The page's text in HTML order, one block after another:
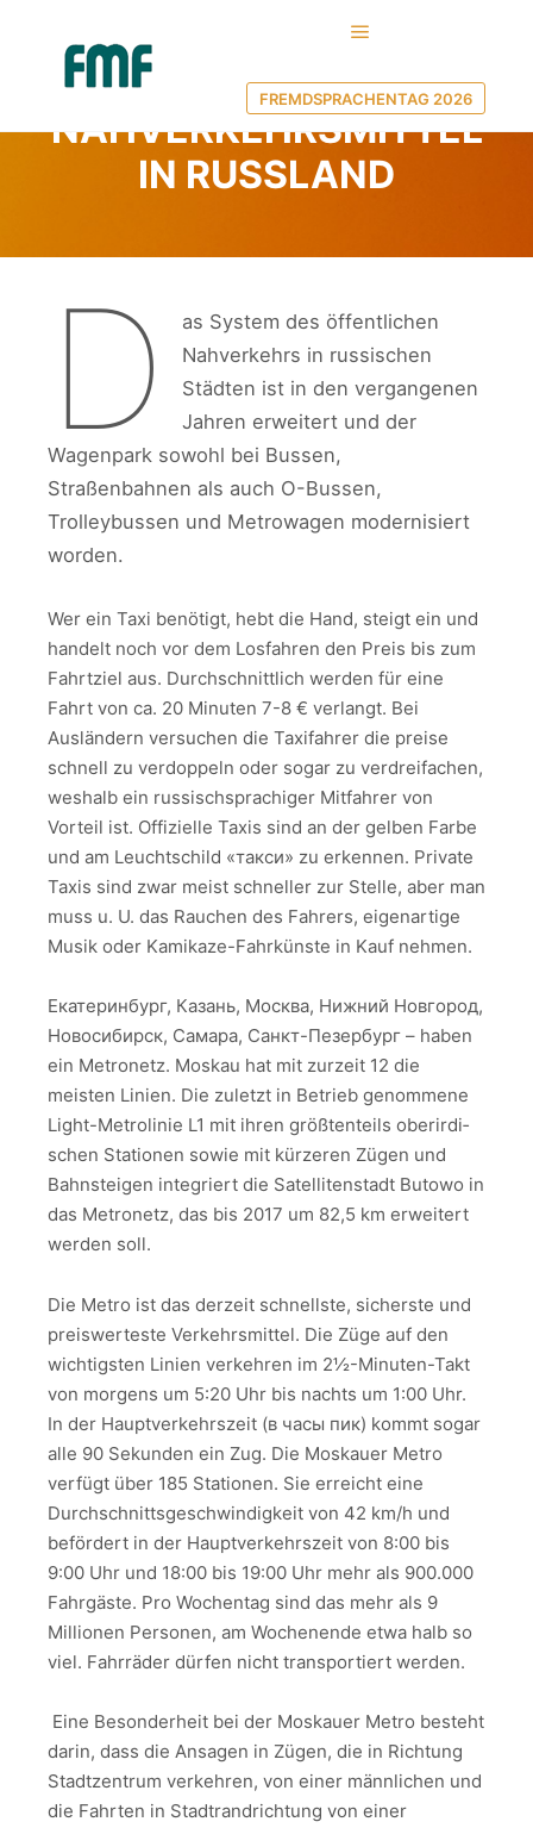
FREMDSPRACHENTAG 2026
5. April 2016
NAHVERKEHRSMITTEL
IN RUSSLAND
D
as System des öffentlichen
Nahverkehrs in russischen
Städten ist in den vergangenen
Jahren erweitert und der
Wagenpark sowohl bei Bussen,
Straßenbahnen als auch O-Bussen,
Trolleybussen und Metrowagen modernisiert
worden.
Wer ein Taxi benötigt, hebt die Hand, steigt ein und
handelt noch vor dem Losfahren den Preis bis zum
Fahrtziel aus. Durchschnittlich werden für eine
Fahrt von ca. 20 Minuten 7-8 € verlangt. Bei
Ausländern versuchen die Taxifahrer die preise
schnell zu verdoppeln oder sogar zu verdreifachen,
weshalb ein russischsprachiger Mitfahrer von
Vorteil ist. Offizielle Taxis sind an der gelben Farbe
und am Leuchtschild «такси» zu erkennen. Private
Taxis sind zwar meist schneller zur Stelle, aber man
muss u. U. das Rauchen des Fahrers, eigenartige
Musik oder Kamikaze-Fahrkünste in Kauf nehmen.
Екатеринбург, Казань, Москва, Нижний Новгород,
Новосибирск, Самара, Санкт-Пезербург – haben
ein Metronetz. Moskau hat mit zurzeit 12 die
meisten Linien. Die zuletzt in Betrieb genommene
Light-Metrolinie L1 mit ihren größtenteils oberirdi­
schen Stationen sowie mit kürzeren Zügen und
Bahnsteigen integriert die Satelliten­stadt Butowo in
das Metronetz, das bis 2017 um 82,5 km erweitert
werden soll.
Die Metro ist das derzeit schnellste, sicherste und
preiswerteste Verkehrsmittel. Die Züge auf den
wichtigsten Linien verkehren im 2½-Minuten-Takt
von morgens um 5:20 Uhr bis nachts um 1:00 Uhr.
In der Hauptverkehrszeit (в часы пик) kommt sogar
alle 90 Sekunden ein Zug. Die Moskauer Metro
verfügt über 185 Stationen. Sie erreicht eine
Durchschnitts­geschwindigkeit von 42 km/h und
befördert in der Hauptverkehrszeit von 8:00 bis
9:00 Uhr und 18:00 bis 19:00 Uhr mehr als 900.000
Fahrgäste. Pro Wochentag sind das mehr als 9
Millionen Personen, am Wochenende etwa halb so
viel. Fahrräder dürfen nicht transportiert werden.
Eine Besonderheit bei der Moskauer Metro besteht
darin, dass die Ansagen in Zügen, die in Richtung
Stadtzentrum verkehren, von einer männlichen und
die Fahrten in Stadtrandrichtung von einer